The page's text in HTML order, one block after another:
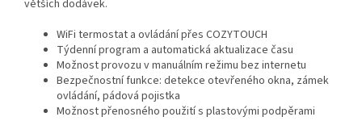
větších dodávek.
WiFi termostat a ovládání přes COZYTOUCH
Týdenní program a automatická aktualizace času
Možnost provozu v manuálním režimu bez internetu
Bezpečnostní funkce: detekce otevřeného okna, zámek
ovládání, pádová pojistka
Možnost přenosného použití s plastovými podpěrami